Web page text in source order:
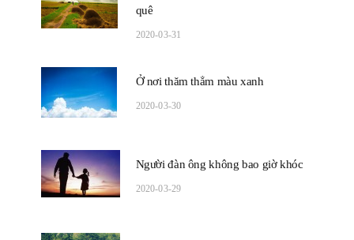
quê
2020-03-31
Ở nơi thăm thẳm màu xanh
2020-03-30
Người đàn ông không bao giờ khóc
2020-03-29